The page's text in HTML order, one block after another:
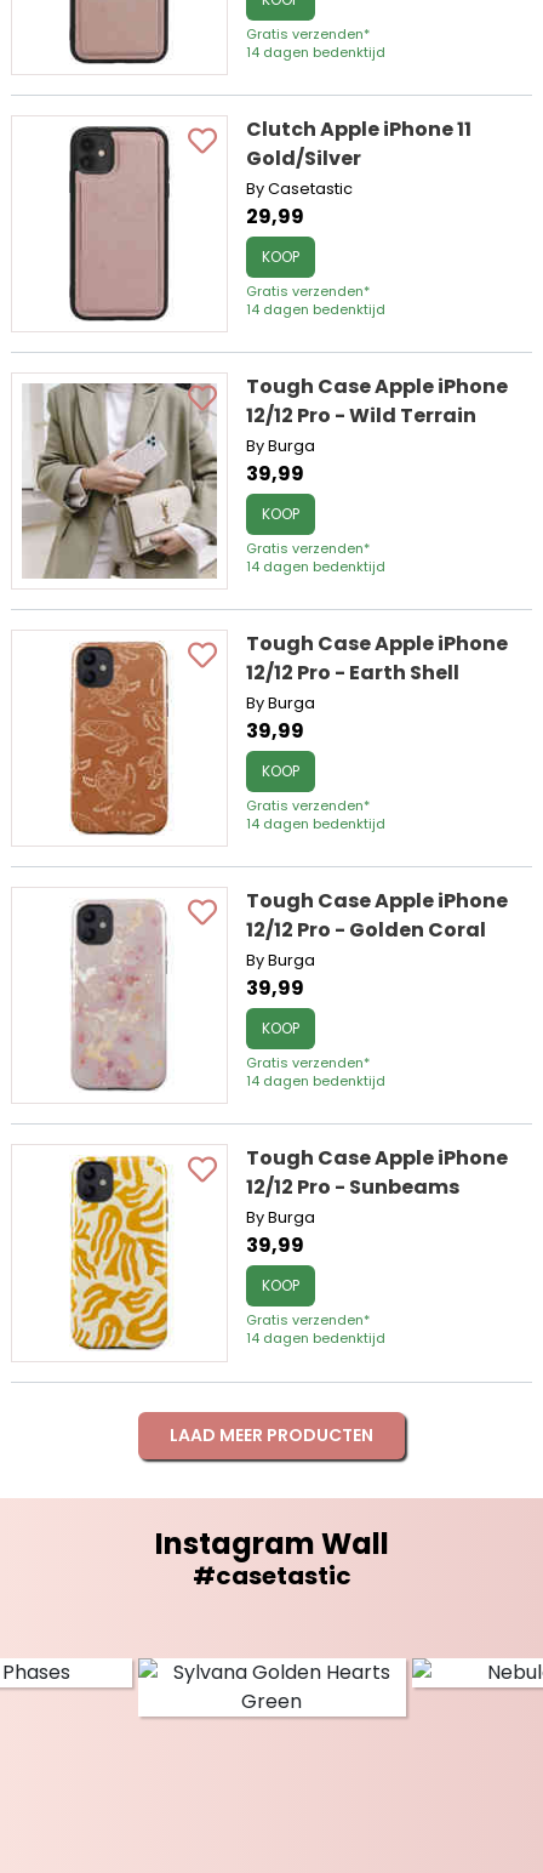
Gratis verzenden*
14 dagen bedenktijd
Clutch Apple iPhone 11
Gold/Silver
By Casetastic
29,99
KOOP
Gratis verzenden*
14 dagen bedenktijd
Tough Case Apple iPhone
12/12 Pro - Wild Terrain
By Burga
39,99
KOOP
Gratis verzenden*
14 dagen bedenktijd
Tough Case Apple iPhone
12/12 Pro - Earth Shell
By Burga
39,99
KOOP
Gratis verzenden*
14 dagen bedenktijd
Tough Case Apple iPhone
12/12 Pro - Golden Coral
By Burga
39,99
KOOP
Gratis verzenden*
14 dagen bedenktijd
Tough Case Apple iPhone
12/12 Pro - Sunbeams
By Burga
39,99
KOOP
Gratis verzenden*
14 dagen bedenktijd
LAAD MEER PRODUCTEN
Instagram Wall
#casetastic